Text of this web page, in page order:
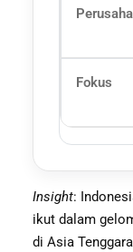
Insight:
ikut dalam
di Asia